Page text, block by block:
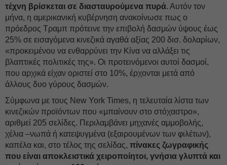
τέχνη βρίσκεται σε διασταυρούμενα πυρά. Αυτόν τον
μήνα, η αμερικανική κυβέρνηση ανακοίνωσε πως ο
πρόεδρος Τραμπ πρότεινε την επιβολή δασμών ύψους έως
25% σε εισαγόμενα κινεζικά αγαθά αξίας 200 δισ. δολαρίων,
«προκειμένου να ενθαρρύνει την Κίνα να αλλάξει τις
βλαπτικές πολιτικές της». Οι προτεινόμενοι αυτοί δασμοί,
που αρχικά είχαν οριστεί στο 10%, έρχονται μετά από
άλλους δυο γύρους δασμών.
Σύμφωνα με τους New York Times, η τελευταία λίστα των
κινεζικών προϊόντων που «μπαίνουν στο στόχαστρο»,
αριθμεί 205 σελίδες. Περιλαμβάνει μηχανές αμμοβολής,
χέλια –νωπά ή κατεψυγμένα (εξαιρουμένων των φιλέτων),
καπέλα και, στο τέλος της σελίδας, πίνακες ζωγραφικής
που είναι αποκλειστικά χειροποίητοι, γνήσια γλυπτά και